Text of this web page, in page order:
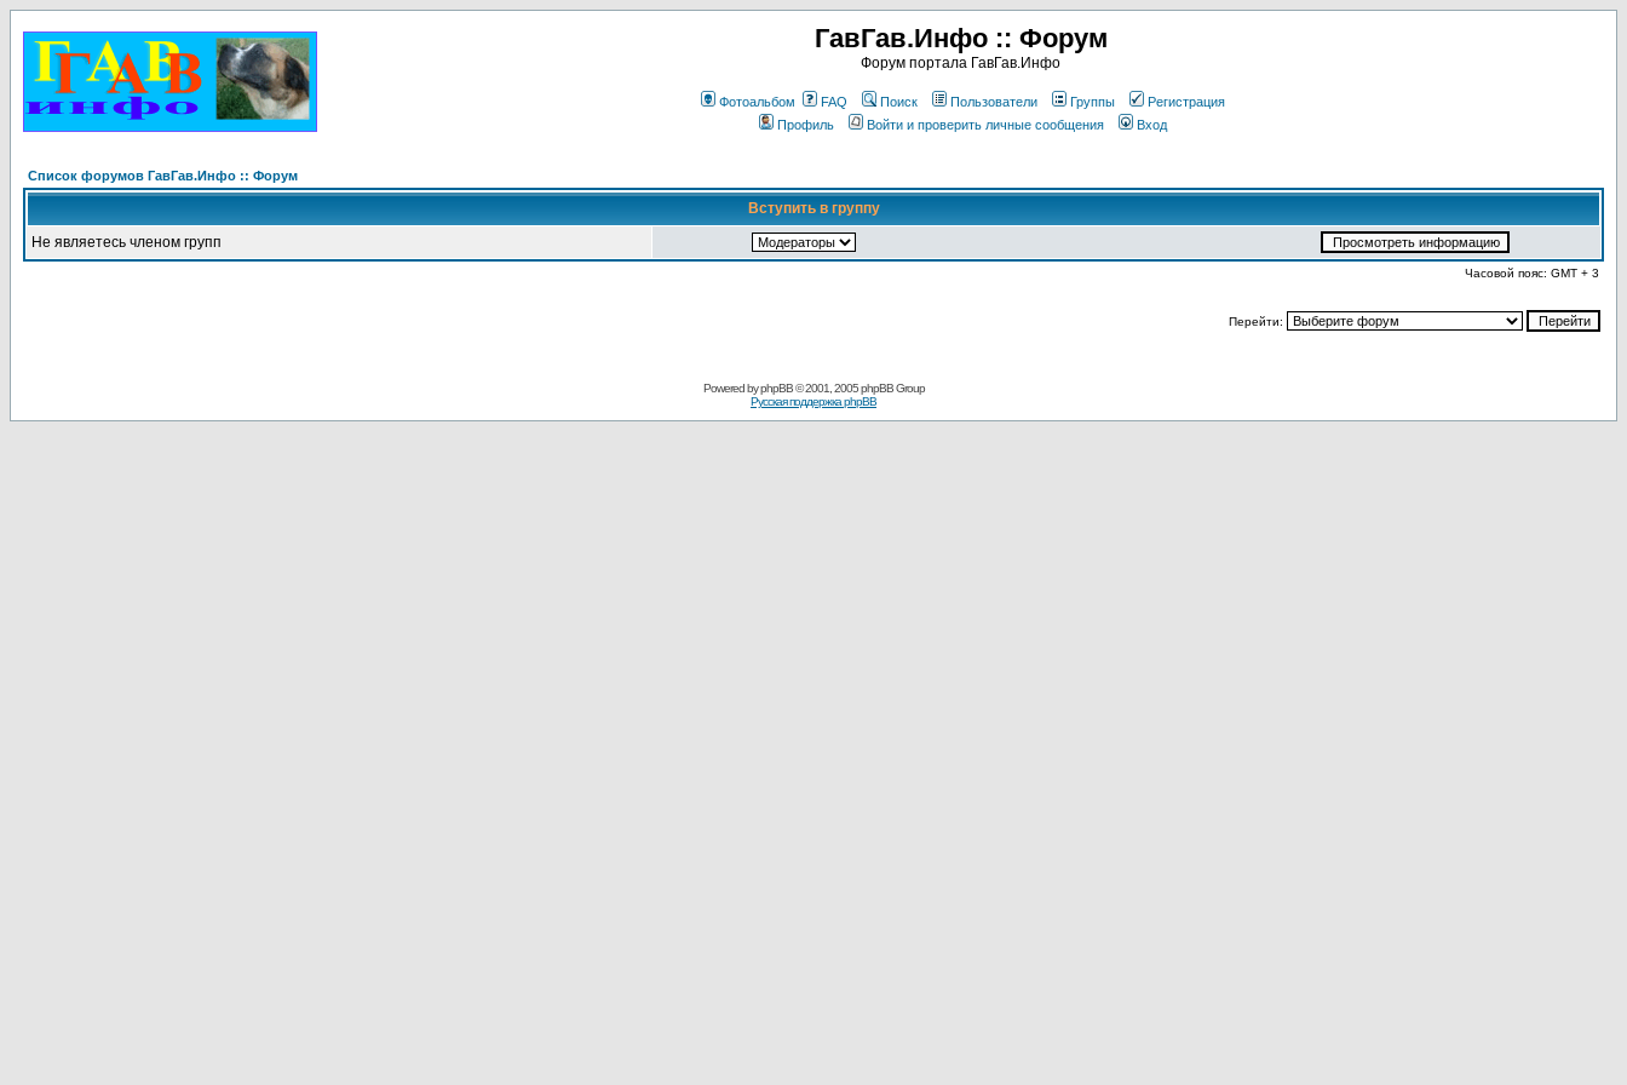
ГавГав.Инфо :: Форум
Форум портала ГавГав.Инфо
Фотоальбом FAQ Поиск Пользователи Группы
Регистрация
Профиль
Войти и проверить личные сообщения Вход
Список форумов ГавГав.Инфо :: Форум
Вступить в группу
Не являетесь членом групп
Часовой пояс: GMT + 3
Перейти:
Powered byphpBB© 2001, 2005 phpBB Group
Русская поддержка phpBB